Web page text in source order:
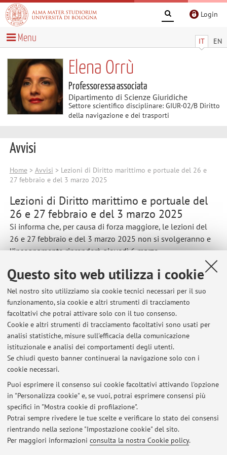
Questo sito web utilizza i cookie
Nel nostro sito utilizziamo sia cookie tecnici necessari per il suo
funzionamento, sia cookie e altri strumenti di tracciamento
facoltativi che potrai attivare solo con il tuo consenso.
Cookie e altri strumenti di tracciamento facoltativi sono usati per
analisi statistiche, misure sull'efficacia della comunicazione
istituzionale e analisi dei comportamenti degli utenti.
Se chiudi questo banner continuerai la navigazione solo con i
cookie necessari.
Puoi esprimere il consenso sui cookie facoltativi attivando l'opzione
in "Personalizza cookie" e, se vuoi, potrai esprimere consensi più
specifici in "Mostra cookie di profilazione".
Potrai sempre rivedere le tue scelte e verificare lo stato dei consensi
rientrando nella sezione "Impostazione cookie" del sito.
Per maggiori informazioni consulta la nostra Cookie policy.
Login
IT EN
Menu
Elena Orrù
Professoressa associata
Dipartimento di Scienze Giuridiche
Settore scientifico disciplinare: GIUR-02/B Diritto
della navigazione e dei trasporti
Avvisi
Home> Avvisi > Lezioni di Diritto marittimo e portuale del 26 e
27 febbraio e del 3 marzo 2025
Lezioni di Diritto marittimo e portuale del
26 e 27 febbraio e del 3 marzo 2025
Si informa che, per causa di forza maggiore, le lezioni del
26 e 27 febbraio e del 3 marzo 2025 non si svolgeranno e
l’insegnamento riprenderà giovedì 6 marzo.
Ultimi avvisi
Lezioni di Diritto marittimo e portuale del 26 e 27 febbraio e del 3
marzo 2025
Pubblicato il: 25 febbraio 2025
Lezione di Diritto marittimo e portuale di lunedì 24 febbraio 2025
Pubblicato il: 24 febbraio 2025
Lezione di Diritto marittimo e portuale di martedì 25 febbraio 2025
Pubblicato il: 23 febbraio 2025